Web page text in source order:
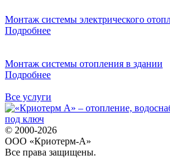
Монтаж системы электрического
Подробнее
Монтаж системы отопления в здании
Подробнее
Все услуги
© 2000-2026
ООО «Криотерм-А»
Все права защищены.